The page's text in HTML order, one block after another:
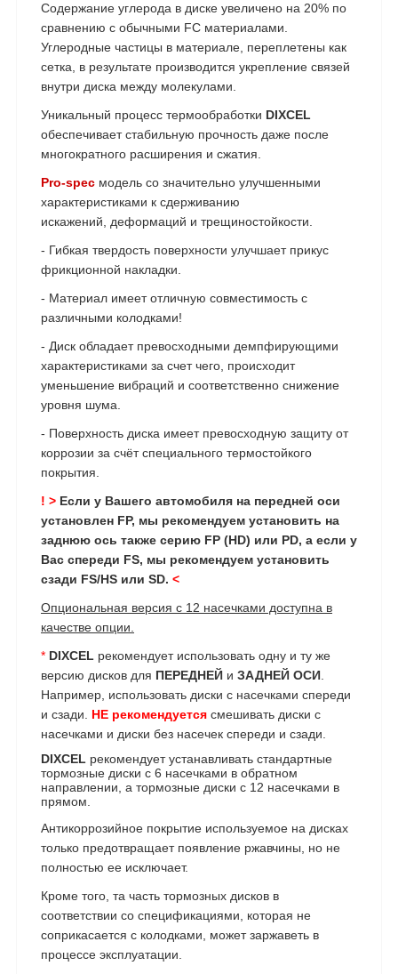
Содержание углерода в диске увеличено на 20% по
сравнению с обычными FC материалами.
Углеродные частицы в материале, переплетены как
сетка, в результате производится укрепление связей
внутри диска между молекулами.
Уникальный процесс термообработки DIXCEL
обеспечивает стабильную прочность даже после
многократного расширения и сжатия.
Pro-spec модель со значительно улучшенными
характеристиками к сдерживанию
искажений, деформаций и трещиностойкости.
- Гибкая твердость поверхности улучшает прикус
фрикционной накладки.
- Материал имеет отличную совместимость с
различными колодками!
- Диск обладает превосходными демпфирующими
характеристиками за счет чего, происходит
уменьшение вибраций и соответственно снижение
уровня шума.
- Поверхность диска имеет превосходную защиту от
коррозии за счёт специального термостойкого
покрытия.
! > Если у Вашего автомобиля на передней оси
установлен FP, мы рекомендуем установить на
заднюю ось также серию FP (HD) или PD, а если у
Вас спереди FS, мы рекомендуем установить
сзади FS/HS или SD. <
Опциональная версия с 12 насечками доступна в
качестве опции.
* DIXCEL рекомендует использовать одну и ту же
версию дисков для ПЕРЕДНЕЙ и ЗАДНЕЙ ОСИ
Например, использовать диски с насечками спереди
и сзади. НЕ рекомендуется смешивать диски с
насечками и диски без насечек спереди и сзади.
DIXCEL рекомендует устанавливать стандартные
тормозные диски с 6 насечками в обратном
направлении, а тормозные диски с 12 насечками в
прямом.
Антикоррозийное покрытие используемое на дисках
только предотвращает появление ржавчины, но не
полностью ее исключает.
Кроме того, та часть тормозных дисков в
соответствии со спецификациями, которая не
соприкасается с колодками, может заржаветь в
процессе эксплуатации.